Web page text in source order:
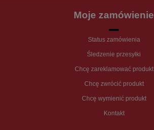
Moje zamówienie
Status zamówienia
Śledzenie przesyłki
Chcę zareklamować produkt
Chcę zwrócić produkt
Chcę wymienić produkt
Kontakt